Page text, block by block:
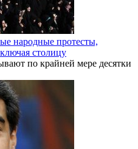
народные протесты,
столицу
по крайней мере десятки